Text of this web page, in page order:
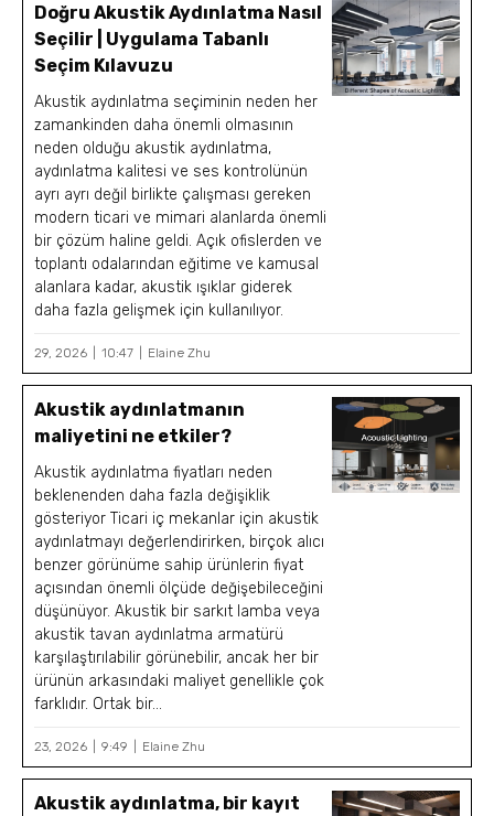
Doğru Akustik Aydınlatma Nasıl
Seçilir | Uygulama Tabanlı
Seçim Kılavuzu
Akustik aydınlatma seçiminin neden her
zamankinden daha önemli olmasının
neden olduğu akustik aydınlatma,
aydınlatma kalitesi ve ses kontrolünün
ayrı ayrı değil birlikte çalışması gereken
modern ticari ve mimari alanlarda önemli
bir çözüm haline geldi. Açık ofislerden ve
toplantı odalarından eğitime ve kamusal
alanlara kadar, akustik ışıklar giderek
daha fazla gelişmek için kullanılıyor.
29, 2026 10:47 Elaine Zhu
Akustik aydınlatmanın
maliyetini ne etkiler?
Akustik aydınlatma fiyatları neden
beklenenden daha fazla değişiklik
gösteriyor Ticari iç mekanlar için akustik
aydınlatmayı değerlendirirken, birçok alıcı
benzer görünüme sahip ürünlerin fiyat
açısından önemli ölçüde değişebileceğini
düşünüyor. Akustik bir sarkıt lamba veya
akustik tavan aydınlatma armatürü
karşılaştırılabilir görünebilir, ancak her bir
ürünün arkasındaki maliyet genellikle çok
farklıdır. Ortak bir...
23, 2026 9:49 Elaine Zhu
Akustik aydınlatma, bir kayıt